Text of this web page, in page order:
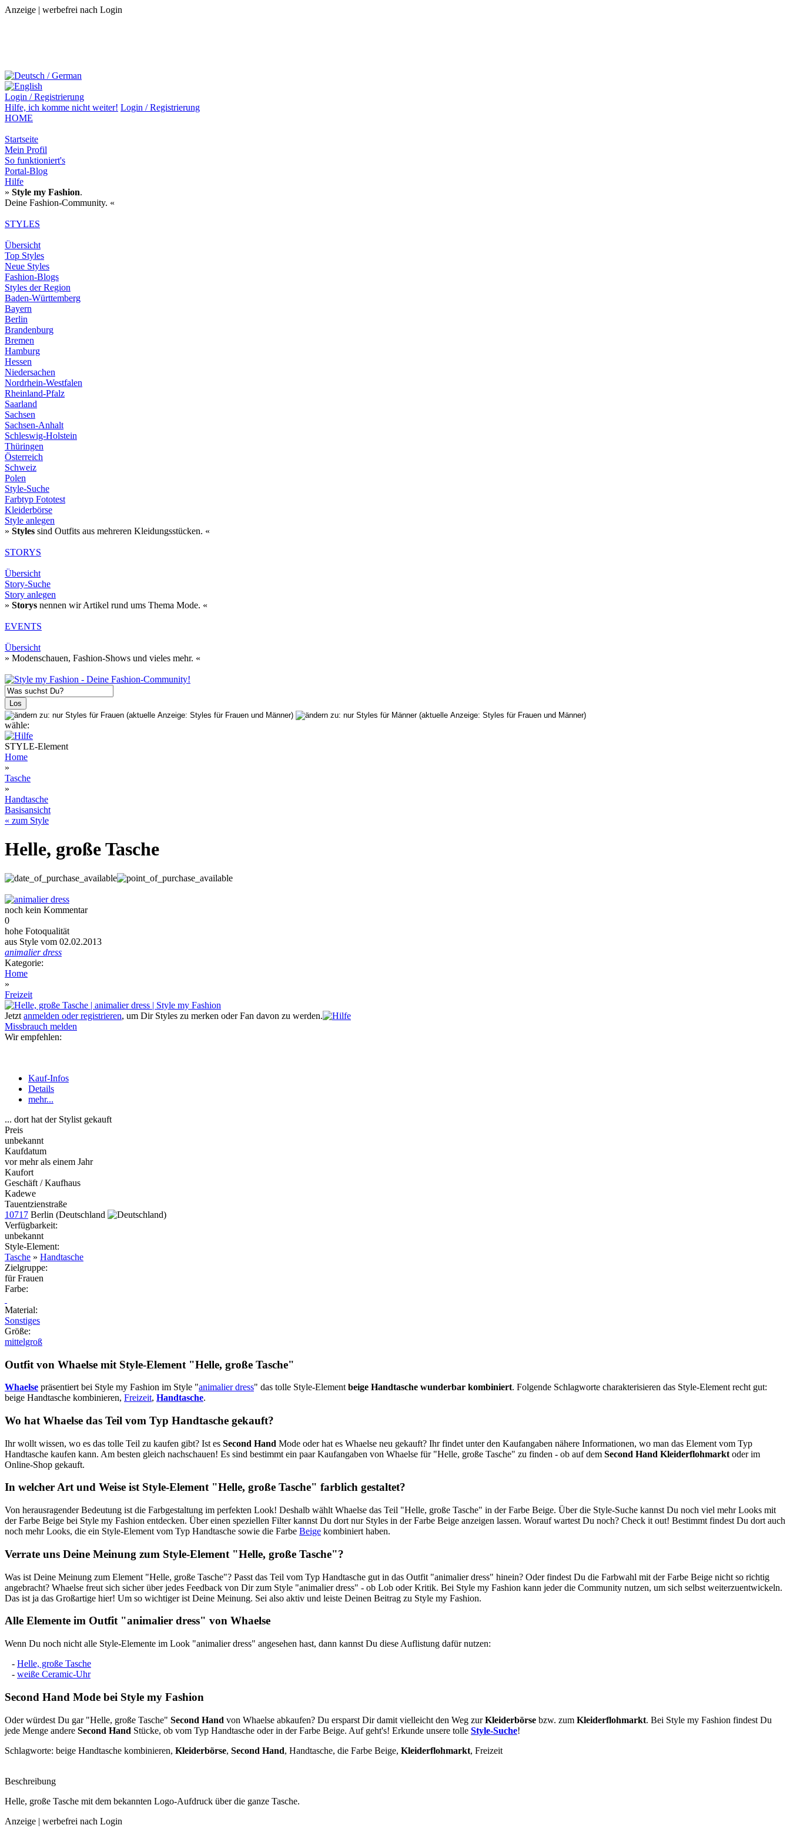
Anzeige | werbefrei nach Login
Login / Registrierung
Hilfe, ich komme nicht weiter! Login / Registrierung
HOME
Startseite
Mein Profil
So funktioniert's
Portal-Blog
Hilfe
» Style my Fashion.
Deine Fashion-Community. «
STYLES
Übersicht
Top Styles
Neue Styles
Fashion-Blogs
Styles der Region
Baden-Württemberg
Bayern
Berlin
Brandenburg
Bremen
Hamburg
Hessen
Niedersachen
Nordrhein-Westfalen
Rheinland-Pfalz
Saarland
Sachsen
Sachsen-Anhalt
Schleswig-Holstein
Thüringen
Österreich
Schweiz
Polen
Style-Suche
Farbtyp Fototest
Kleiderbörse
Style anlegen
» Styles sind Outfits aus mehreren Kleidungsstücken. «
STORYS
Übersicht
Story-Suche
Story anlegen
» Storys nennen wir Artikel rund ums Thema Mode. «
EVENTS
Übersicht
» Modenschauen, Fashion-Shows und vieles mehr. «
wähle:
STYLE-Element
Home
»
Tasche
»
Handtasche
Basisansicht
« zum Style
Helle, große Tasche
noch kein Kommentar
0
hohe Fotoqualität
aus Style vom 02.02.2013
animalier dress
Kategorie:
Home
»
Freizeit
Jetzt anmelden oder registrieren, um Dir Styles zu merken oder Fan davon zu werden.
Missbrauch melden
Wir empfehlen:
Kauf-Infos
Details
mehr...
... dort hat der Stylist gekauft
Preis
unbekannt
Kaufdatum
vor mehr als einem Jahr
Kaufort
Geschäft / Kaufhaus
Kadewe
Tauentzienstraße
10717 Berlin (Deutschland
)
Verfügbarkeit:
unbekannt
Style-Element:
Tasche » Handtasche
Zielgruppe:
für Frauen
Farbe:
Material:
Sonstiges
Größe:
mittelgroß
Outfit von Whaelse mit Style-Element "Helle, große Tasche"
Whaelse präsentiert bei Style my Fashion im Style "animalier dress" das tolle Style-Element beige Handtasche wunderbar kombiniert. Folgende Schlagworte charakterisieren das Style-Element recht gut:
beige Handtasche kombinieren, Freizeit, Handtasche.
Wo hat Whaelse das Teil vom Typ Handtasche gekauft?
Ihr wollt wissen, wo es das tolle Teil zu kaufen gibt? Ist es Second Hand Mode oder hat es Whaelse neu gekauft? Ihr findet unter den Kaufangaben nähere Informationen, wo man das Element vom Typ
Handtasche kaufen kann. Am besten gleich nachschauen! Es sind bestimmt ein paar Kaufangaben von Whaelse für "Helle, große Tasche" zu finden - ob auf dem Second Hand Kleiderflohmarkt oder im
Online-Shop gekauft.
In welcher Art und Weise ist Style-Element "Helle, große Tasche" farblich gestaltet?
Von herausragender Bedeutung ist die Farbgestaltung im perfekten Look! Deshalb wählt Whaelse das Teil "Helle, große Tasche" in der Farbe Beige. Über die Style-Suche kannst Du noch viel mehr Looks mit
der Farbe Beige bei Style my Fashion entdecken. Über einen speziellen Filter kannst Du dort nur Styles in der Farbe Beige anzeigen lassen. Worauf wartest Du noch? Check it out! Bestimmt findest Du dort auch
noch mehr Looks, die ein Style-Element vom Typ Handtasche sowie die Farbe Beige kombiniert haben.
Verrate uns Deine Meinung zum Style-Element "Helle, große Tasche"?
Was ist Deine Meinung zum Element "Helle, große Tasche"? Passt das Teil vom Typ Handtasche gut in das Outfit "animalier dress" hinein? Oder findest Du die Farbwahl mit der Farbe Beige nicht so richtig
angebracht? Whaelse freut sich sicher über jedes Feedback von Dir zum Style "animalier dress" - ob Lob oder Kritik. Bei Style my Fashion kann jeder die Community nutzen, um sich selbst weiterzuentwickeln.
Das ist ja das Großartige hier! Um so wichtiger ist Deine Meinung. Sei also aktiv und leiste Deinen Beitrag zu Style my Fashion.
Alle Elemente im Outfit "animalier dress" von Whaelse
Wenn Du noch nicht alle Style-Elemente im Look "animalier dress" angesehen hast, dann kannst Du diese Auflistung dafür nutzen:
- Helle, große Tasche
- weiße Ceramic-Uhr
Second Hand Mode bei Style my Fashion
Oder würdest Du gar "Helle, große Tasche" Second Hand von Whaelse abkaufen? Du ersparst Dir damit vielleicht den Weg zurKleiderbörse bzw. zum Kleiderflohmarkt. Bei Style my Fashion findest Du
jede Menge andere Second Hand Stücke, ob vom Typ Handtasche oder in der Farbe Beige. Auf geht's! Erkunde unsere tolle Style-Suche!
Schlagworte: beige Handtasche kombinieren, Kleiderbörse, Second Hand, Handtasche, die Farbe Beige, Kleiderflohmarkt, Freizeit
Beschreibung
Helle, große Tasche mit dem bekannten Logo-Aufdruck über die ganze Tasche.
Anzeige | werbefrei nach Login